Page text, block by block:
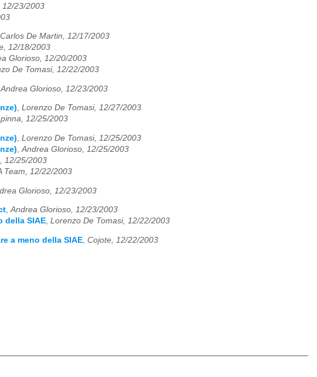
12/23/2003
De Martin, 12/17/2003
12/18/2003
Glorioso, 12/20/2003
De Tomasi, 12/22/2003
Andrea Glorioso, 12/23/2003
, Lorenzo De Tomasi, 12/27/2003
pinna, 12/25/2003
Lorenzo De Tomasi, 12/25/2003
Andrea Glorioso, 12/25/2003
12/25/2003
Team, 12/22/2003
Glorioso, 12/23/2003
,Andrea Glorioso, 12/23/2003
della SIAE, Lorenzo De Tomasi, 12/22/2003
a meno della SIAE Cojote, 12/22/2003